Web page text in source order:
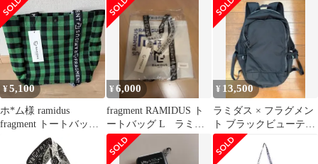
¥5,100
ホ*ム様 ramidus
fragment トートバッ
グ チェック グリー
¥6,000
fragment RAMIDUS ト
ートバッグ L ラミダ
ス プールバッグ
¥ 13,500
ラミダス × フラグメン
ト ブラックビューティ
藤原ヒロシ リュック